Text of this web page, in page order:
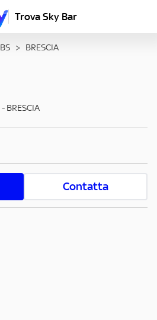
Trova Sky Bar
BS > BRESCIA
- BRESCIA
Contatta